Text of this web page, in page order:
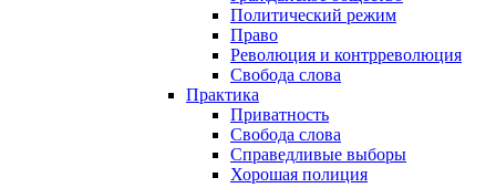
Политический режим
Право
Революция и контрреволюция
Свобода слова
Практика
Приватность
Свобода слова
Справедливые выборы
Хорошая полиция